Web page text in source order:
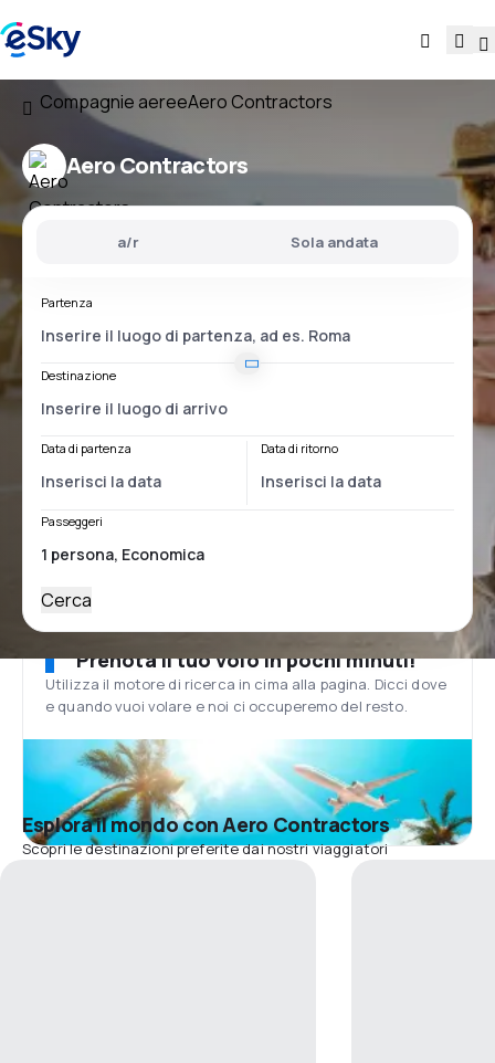
Compagnie aereeAero Contractors
Aero Contractors
a/r Sola andata
Partenza
Destinazione
Data di partenza Data di ritorno
Passeggeri
Cerca
Prenota il tuo volo in pochi minuti!
Utilizza il motore di ricerca in cima alla pagina. Dicci dove
e quando vuoi volare e noi ci occuperemo del resto.
Esplora il mondo con Aero Contractors
Scopri le destinazioni preferite dai nostri viaggiatori